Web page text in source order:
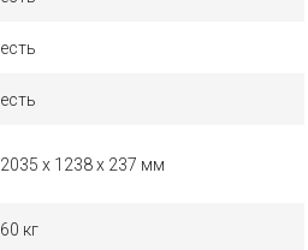
есть
есть
2035 x 1238 x 237 мм
60 кг